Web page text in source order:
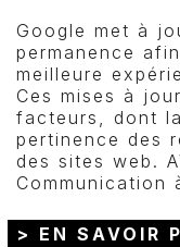
Google met à
permanence
meilleure
Ces mises à
facteurs, dont
pertinence des
des sites web.
Communication
> EN SAVOIR